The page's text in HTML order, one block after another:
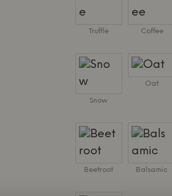
Truffle Coffee
Snow
Oat
Beetroot Balsamic